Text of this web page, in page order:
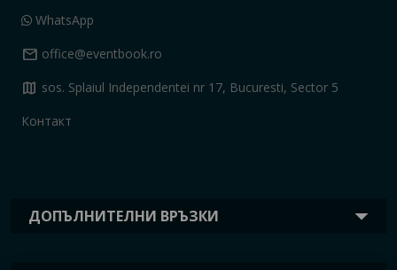
ДОПЪЛНИТЕЛНИ ВРЪЗКИ
WhatsApp
mail office@eventbook.ro
map sos. Splaiul Independentei nr 17, Bucuresti, Sector 5
Контакт